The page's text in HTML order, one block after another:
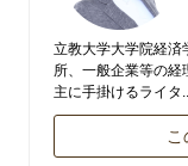
立教大学大学院経済
所、一般企業等の経
主に手掛けるライタ
こ